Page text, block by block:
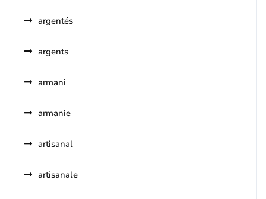
argentés
argents
armani
armanie
artisanal
artisanale